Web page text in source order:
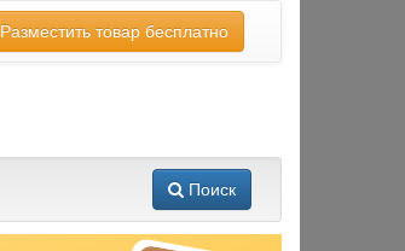
Разместить товар бесплатно
Поиск